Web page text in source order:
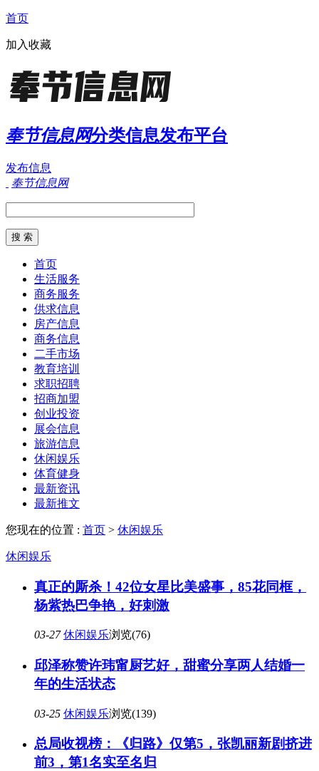
首页
加入收藏
奉节信息网分类信息发布平台
发布信息
奉节信息网
首页
生活服务
商务服务
供求信息
房产信息
商务信息
二手市场
教育培训
求职招聘
招商加盟
创业投资
展会信息
旅游信息
休闲娱乐
体育健身
最新资讯
最新推文
您现在的位置 : 首页 > 休闲娱乐
休闲娱乐
真正的厮杀！42位女星比美盛事，85花同框，
杨紫热巴争艳，好刺激
03-27 休闲娱乐浏览(76)
邱泽称赞许玮甯厨艺好，甜蜜分享两人结婚一
年的生活状态
03-25 休闲娱乐浏览(139)
总局收视榜：《归路》仅第5，张凯丽新剧挤进
前3，第1名实至名归